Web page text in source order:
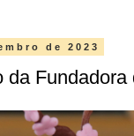
de 2023
Fundadora